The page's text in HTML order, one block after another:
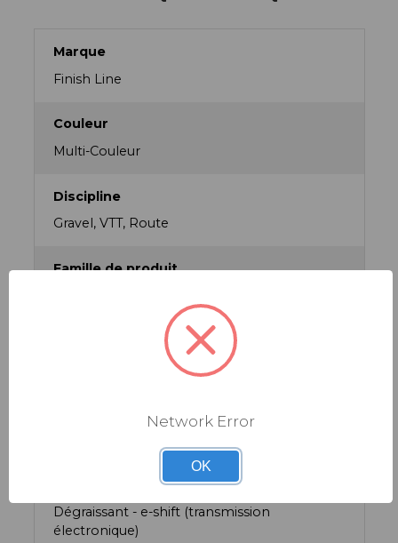
Marque
Finish Line
Couleur
Multi-Couleur
Discipline
Gravel, VTT, Route
Famille de produit
Dégraissant - e-shift (transmission
électronique)
Network Error
OK